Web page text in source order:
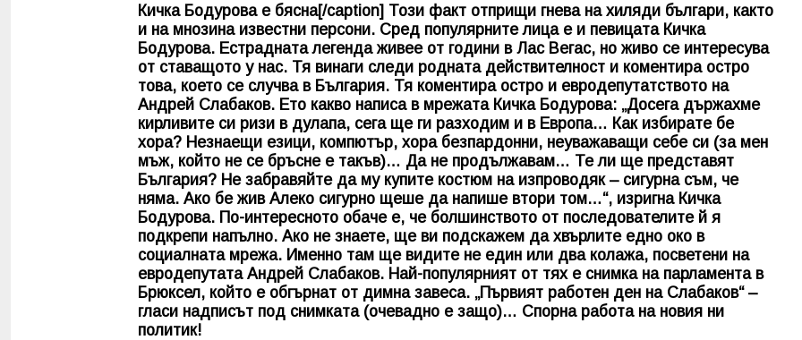
Кичка Бодурова е бясна[/caption] Този факт отприщи гнева на хиляди българи, както
и на мнозина известни персони. Сред популярните лица е и певицата Кичка
Бодурова. Естрадната легенда живее от години в Лас Вегас, но живо се интересува
от ставащото у нас. Тя винаги следи родната действителност и коментира остро
това, което се случва в България. Тя коментира остро и евродепутатството на
Андрей Слабаков. Ето какво написа в мрежата Кичка Бодурова: „Досега държахме
кирливите си ризи в дулапа, сега ще ги разходим и в Европа… Как избирате бе
хора? Незнаещи езици, компютър, хора безпардонни, неуважаващи себе си (за мен
мъж, който не се бръсне е такъв)… Да не продължавам… Те ли ще представят
България? Не забравяйте да му купите костюм на изпроводяк – сигурна съм, че
няма. Ако бе жив Алеко сигурно щеше да напише втори том…“, изригна Кичка
Бодурова. По-интересното обаче е, че болшинството от последователите й я
подкрепи напълно. Ако не знаете, ще ви подскажем да хвърлите едно око в
социалната мрежа. Именно там ще видите не един или два колажа, посветени на
евродепутата Андрей Слабаков. Най-популярният от тях е снимка на парламента в
Брюксел, който е обгърнат от димна завеса. „Първият работен ден на Слабаков“ –
гласи надписът под снимката (очевадно е защо)… Спорна работа на новия ни
политик!